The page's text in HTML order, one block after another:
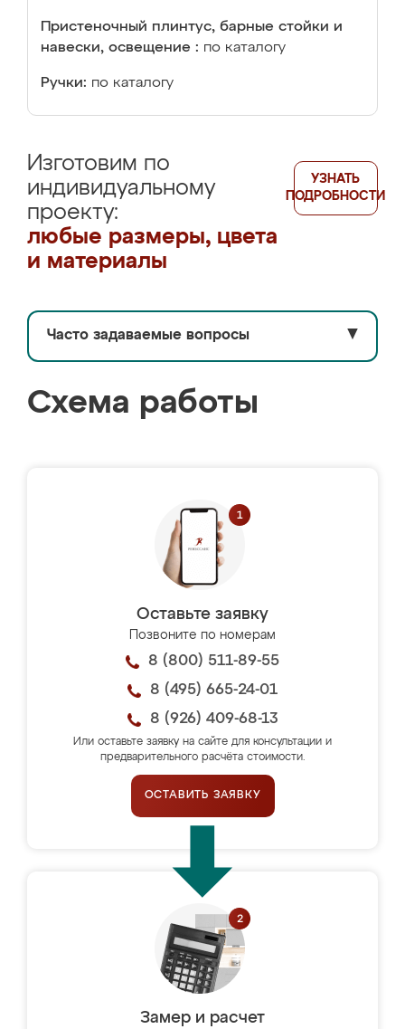
Пристеночный плинтус, барные стойки и
навески, освещение : по каталогу
Ручки: по каталогу
Изготовим по
индивидуальному
проекту:
любые размеры, цвета
и материалы
УЗНАТЬ
ПОДРОБНОСТИ
Часто задаваемые вопросы ▼
Схема работы
Оставьте заявку
Позвоните по номерам
8 (800) 511-89-55
8 (495) 665-24-01
8 (926) 409-68-13
Или оставьте заявку на сайте для консультации и
предварительного расчёта стоимости.
ОСТАВИТЬ ЗАЯВКУ
Замер и расчет